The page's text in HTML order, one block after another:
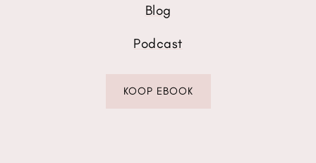
Blog
Podcast
KOOP EBOOK